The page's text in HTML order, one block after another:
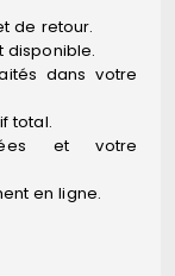
de retour.
disponible.
dans votre
total.
et votre
en ligne.